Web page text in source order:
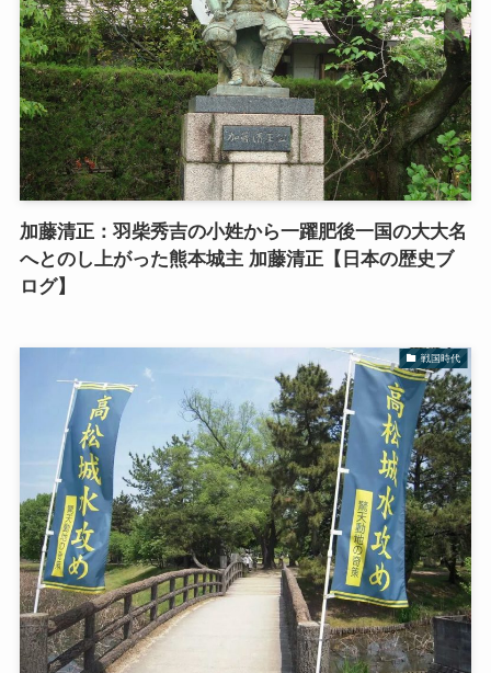
加藤清正：羽柴秀吉の小姓から一躍肥後一国の大大名
へとのし上がった熊本城主 加藤清正【日本の歴史ブ
ログ】
戦国時代